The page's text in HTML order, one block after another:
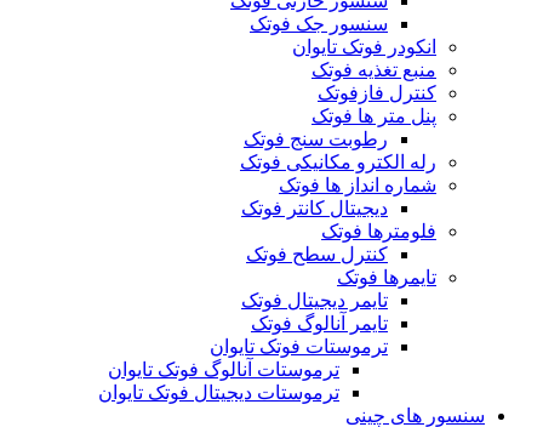
سنسور جک فوتک
انکودر فوتک تایوان
منبع تغذیه فوتک
کنترل فازفوتک
پنل متر ها فوتک
رطوبت سنج فوتک
رله الکترو مکانیکی فوتک
شماره انداز ها فوتک
دیجیتال کانتر فوتک
فلومترها فوتک
کنترل سطح فوتک
تایمرها فوتک
تایمر دیجیتال فوتک
تایمر آنالوگ فوتک
ترموستات فوتک تایوان
ترموستات آنالوگ فوتک تایوان
ترموستات دیجیتال فوتک تایوان
سنسور های چینی